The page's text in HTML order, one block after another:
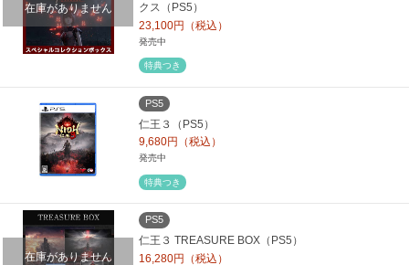
在庫がありません
クス（PS5）
23,100円（税込）
発売中
特典つき
PS5
仁王３（PS5）
9,680円（税込）
発売中
特典つき
在庫がありません
PS5
仁王３ TREASURE BOX（PS5）
16,280円（税込）